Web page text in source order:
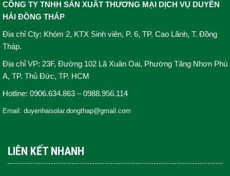
CÔNG TY TNHH SẢN XUẤT THƯƠNG MẠI DỊCH VỤ DUYÊN
HẢI ĐỒNG THÁP
Địa chỉ Cty: Khóm 2, KTX Sinh viên, P. 6, TP. Cao Lãnh, T. Đồng
Tháp.
Địa chỉ VP: 23F, Đường 102 Lã Xuân Oai, Phường Tăng Nhơn Phú
A, TP. Thủ Đức, TP. HCM
Hotline: 0906.634.863 – 0988.956.114
Email: duyenhaisolar.dongthap@gmail.com
LIÊN KẾT NHANH